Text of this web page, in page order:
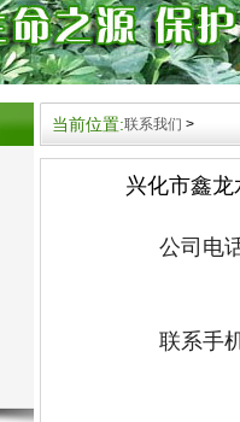
当前位置:联系我们 >
兴化市鑫龙
公司电话
联系手机